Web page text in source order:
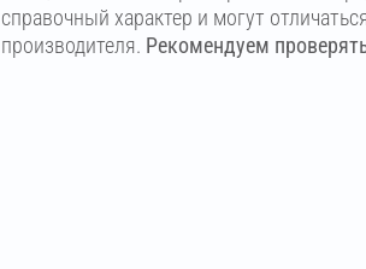
справочный характер и могут
производителя. Рекомендуем